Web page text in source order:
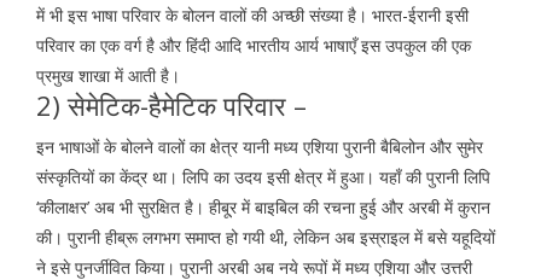
में भी इस भाषा परिवार के बोलन वालों की अच्छी संख्या है। भारत-ईरानी इसी
परिवार का एक वर्ग है और हिंदी आदि भारतीय आर्य भाषाएँ इस उपकुल की एक
प्रमुख शाखा में आती है।
2) सेमेटिक-हैमेटिक परिवार –
इन भाषाओं के बोलने वालों का क्षेत्र यानी मध्य एशिया पुरानी बैबिलोन और सुमेर
संस्कृतियों का केंद्र था। लिपि का उदय इसी क्षेत्र में हुआ। यहाँ की पुरानी लिपि
‘कीलाक्षर’ अब भी सुरक्षित है। हीबू्र में बाइबिल की रचना हुई और अरबी में कुरान
की। पुरानी हीब्रू लगभग समाप्त हो गयी थी, लेकिन अब इस्राइल में बसे यहूदियों
ने इसे पुनर्जीवित किया। पुरानी अरबी अब नये रूपों में मध्य एशिया और उत्तरी